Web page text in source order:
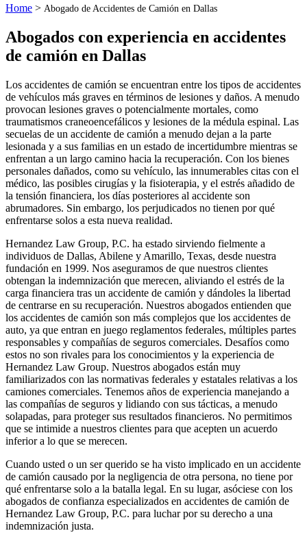
Home > Abogado de Accidentes de Camión en Dallas
Abogados con experiencia en accidentes
de camión en Dallas
Los accidentes de camión se encuentran entre los tipos de accidentes
de vehículos más graves en términos de lesiones y daños. A menudo
provocan lesiones graves o potencialmente mortales, como
traumatismos craneoencefálicos y lesiones de la médula espinal. Las
secuelas de un accidente de camión a menudo dejan a la parte
lesionada y a sus familias en un estado de incertidumbre mientras se
enfrentan a un largo camino hacia la recuperación. Con los bienes
personales dañados, como su vehículo, las innumerables citas con el
médico, las posibles cirugías y la fisioterapia, y el estrés añadido de
la tensión financiera, los días posteriores al accidente son
abrumadores. Sin embargo, los perjudicados no tienen por qué
enfrentarse solos a esta nueva realidad.
Hernandez Law Group, P.C. ha estado sirviendo fielmente a
individuos de Dallas, Abilene y Amarillo, Texas, desde nuestra
fundación en 1999. Nos aseguramos de que nuestros clientes
obtengan la indemnización que merecen, aliviando el estrés de la
carga financiera tras un accidente de camión y dándoles la libertad
de centrarse en su recuperación. Nuestros abogados entienden que
los accidentes de camión son más complejos que los accidentes de
auto, ya que entran en juego reglamentos federales, múltiples partes
responsables y compañías de seguros comerciales. Desafíos como
estos no son rivales para los conocimientos y la experiencia de
Hernandez Law Group. Nuestros abogados están muy
familiarizados con las normativas federales y estatales relativas a los
camiones comerciales. Tenemos años de experiencia manejando a
las compañías de seguros y lidiando con sus tácticas, a menudo
solapadas, para proteger sus resultados financieros. No permitimos
que se intimide a nuestros clientes para que acepten un acuerdo
inferior a lo que se merecen.
Cuando usted o un ser querido se ha visto implicado en un accidente
de camión causado por la negligencia de otra persona, no tiene por
qué enfrentarse solo a la batalla legal. En su lugar, asóciese con los
abogados de confianza especializados en accidentes de camión de
Hernandez Law Group, P.C. para luchar por su derecho a una
indemnización justa.